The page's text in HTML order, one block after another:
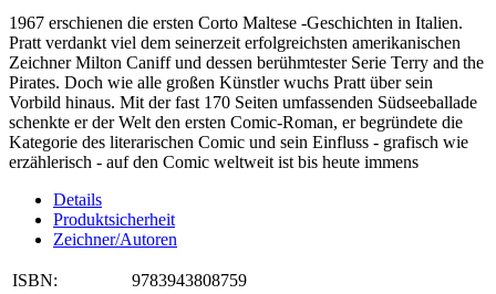
1967 erschienen die ersten Corto Maltese -Geschichten in Italien.
Pratt verdankt viel dem seinerzeit erfolgreichsten amerikanischen
Zeichner Milton Caniff und dessen berühmtester Serie Terry and the
Pirates. Doch wie alle großen Künstler wuchs Pratt über sein
Vorbild hinaus. Mit der fast 170 Seiten umfassenden Südseeballade
schenkte er der Welt den ersten Comic-Roman, er begründete die
Kategorie des literarischen Comic und sein Einfluss - grafisch wie
erzählerisch - auf den Comic weltweit ist bis heute immens
Details
Produktsicherheit
Zeichner/Autoren
ISBN:
9783943808759